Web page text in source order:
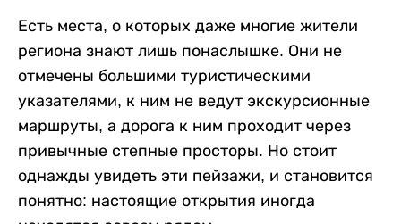
Есть места, о которых даже многие жители
региона знают лишь понаслышке. Они не
отмечены большими туристическими
указателями, к ним не ведут экскурсионные
маршруты, а дорога к ним проходит через
привычные степные просторы. Но стоит
однажды увидеть эти пейзажи, и становится
понятно: настоящие открытия иногда